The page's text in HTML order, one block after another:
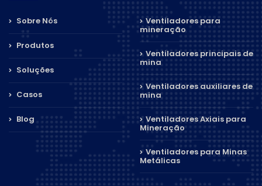
Sobre Nós
Produtos
Soluções
Casos
Blog
Ventiladores para
mineração
Ventiladores principais de
mina
Ventiladores auxiliares de
mina
Ventiladores Axiais para
Mineração
Ventiladores para Minas
Metálicas